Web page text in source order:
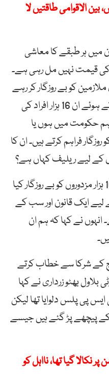
الاقوامی طاقتیں لا
میں ہر طبقے کا معاشی
کی قیمت نہیں مل رہی ہے۔
16 ہزار سرکاری ملازمین کو بے روزگار کر رہے
تھے مگر ہم نے اپوزیشن میں ہوتے ہوئے ان 16 ہزار افراد کی
ہم حکومت میں ہوں یا
فراہم کرتے ہیں۔ ان کا
کے لیے ریلیف کہاں ہے؟
انہوں نے کہا کہ اسٹیل ملز کے 10 ہزار مزدوروں کو بے روزگار کیا
ایک قانون اور سب کے
انہوں نے کہا کہ ہم ان
کے شرکا سے خطاب کرتے
بلاول بھٹو زرداری نے کہا
پی پلس دلوایا تھا لیکن
کے پیچھے پڑ گئے ہیں جیسے
نکالا گیا تھا، نااہل کو